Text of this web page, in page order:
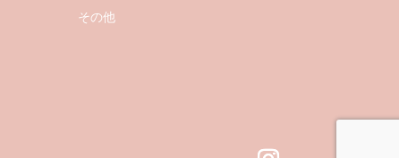
その他